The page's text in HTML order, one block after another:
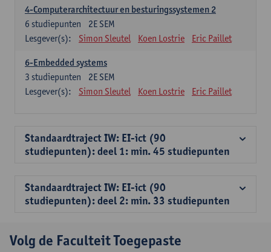
4-Computerarchitectuur en besturingssystemen 2
2E SEM
6 studiepunten
Lesgever(s):
Simon Sleutel Koen Lostrie Eric Paillet
6-Embedded systems
2E SEM
3 studiepunten
Lesgever(s):
Simon Sleutel Koen Lostrie Eric Paillet
Standaardtraject IW: EI-ict (90
studiepunten): deel 1: min. 45 studiepunten
Standaardtraject IW: EI-ict (90
studiepunten): deel 2: min. 33 studiepunten
Volg de Faculteit Toegepaste